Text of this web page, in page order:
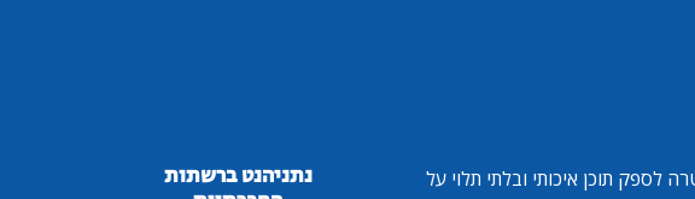
לספק תוכן איכותי ובלתי תלוי על
נתניהנט ברשתות